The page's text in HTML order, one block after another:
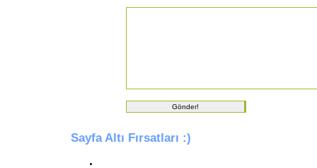
Sayfa Altı Fırsatları :)